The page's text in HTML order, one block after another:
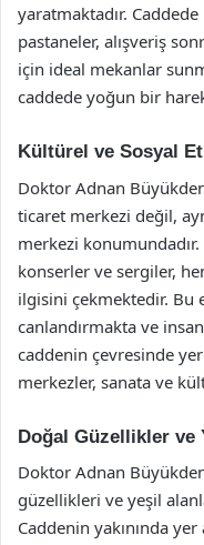
yaratmaktadır.
pastaneler, alışveriş
için ideal mekanlar
caddede yoğun bir
Kültürel ve Sosyal
Doktor Adnan
ticaret merkezi değil,
merkezi
konserler ve sergiler,
ilgisini çekmektedir. Bu
canlandırmakta ve
caddenin çevresinde
merkezler, sanata ve
Doğal Güzellikler ve
Doktor Adnan
güzellikleri ve yeşil
Caddenin yakınında